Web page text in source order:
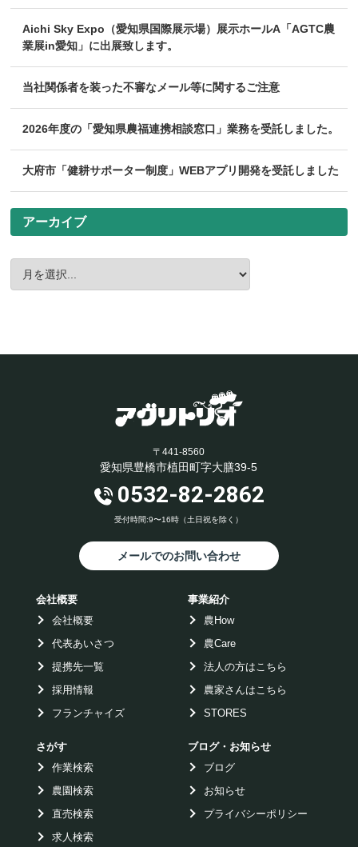
Aichi Sky Expo（愛知県国際展示場）展示ホールA「AGTC農
業展in愛知」に出展致します。
当社関係者を装った不審なメール等に関するご注意
2026年度の「愛知県農福連携相談窓口」業務を受託しました。
大府市「健耕サポーター制度」WEBアプリ開発を受託しました
アーカイブ
〒441-8560
愛知県豊橋市植田町字大膳39-5
0532-82-2862
受付時間:9〜16時（土日祝を除く）
メールでのお問い合わせ
会社概要
会社概要
代表あいさつ
提携先一覧
採用情報
フランチャイズ
事業紹介
農How
農Care
法人の方はこちら
農家さんはこちら
STORES
さがす
作業検索
農園検索
直売検索
求人検索
ブログ・お知らせ
ブログ
お知らせ
プライバシーポリシー